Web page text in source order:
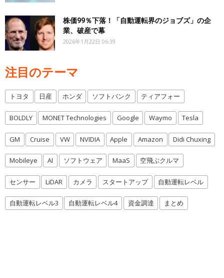
株価99％下落！「自動運転界のジョブズ」の企
業、破産で幕
2026年1月22日 06:39
注目のテーマ
トヨタ 日産 ホンダ ソフトバンク ティアフォー
BOLDLY MONET Technologies Google Waymo Tesla
GM Cruise VW NVIDIA Apple Amazon Didi Chuxing
Mobileye AI ソフトウェア MaaS 空飛ぶクルマ
センサー LiDAR カメラ スタートアップ 自動運転レベル
自動運転レベル3 自動運転レベル4 資金調達 まとめ